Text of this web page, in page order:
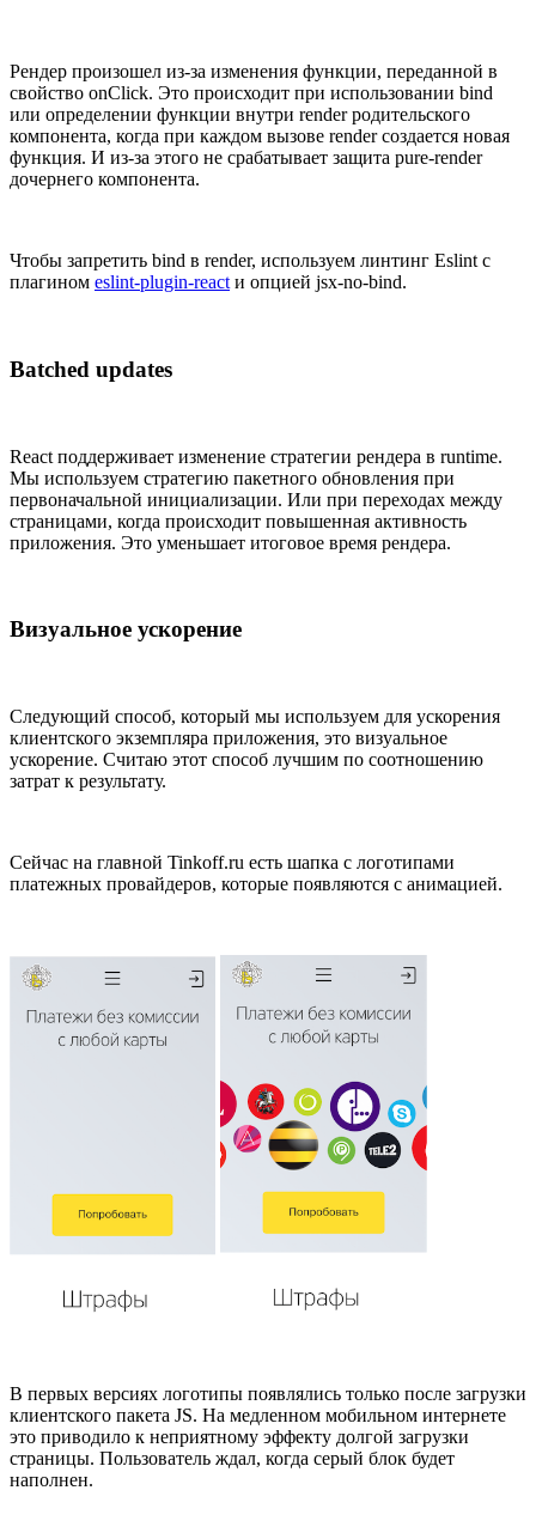
Рендер произошел из-за изменения функции, переданной в
свойство onClick. Это происходит при использовании bind
или определении функции внутри render родительского
компонента, когда при каждом вызове render создается новая
функция. И из-за этого не срабатывает защита pure-render
дочернего компонента.
Чтобы запретить bind в render, используем линтинг Eslint с
плагином eslint-plugin-react и опцией jsx-no-bind.
Batched updates
React поддерживает изменение стратегии рендера в runtime.
Мы используем стратегию пакетного обновления при
первоначальной инициализации. Или при переходах между
страницами, когда происходит повышенная активность
приложения. Это уменьшает итоговое время рендера.
Визуальное ускорение
Следующий способ, который мы используем для ускорения
клиентского экземпляра приложения, это визуальное
ускорение. Считаю этот способ лучшим по соотношению
затрат к результату.
Сейчас на главной Tinkoff.ru есть шапка с логотипами
платежных провайдеров, которые появляются с анимацией.
В первых версиях логотипы появлялись только после загрузки
клиентского пакета JS. На медленном мобильном интернете
это приводило к неприятному эффекту долгой загрузки
страницы. Пользователь ждал, когда серый блок будет
наполнен.